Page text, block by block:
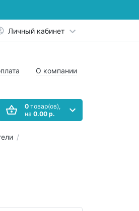
Личный кабинет
О компании
0товар(ов),
на 0.00 р.